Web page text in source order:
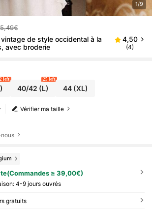
1/9
vintage de style occidental à la
avec broderie
4,50
(4)
left
40/42 (L)
25 left
44(XL)
Vérifier ma taille
≥ 39,00€)
4-9 jours ouvrés
gratuits